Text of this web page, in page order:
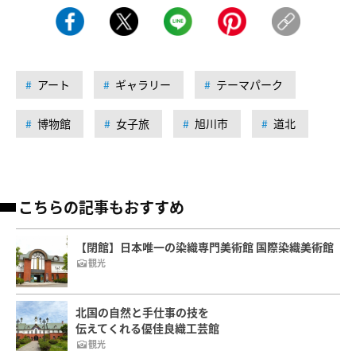
アート ギャラリー テーマパーク
博物館 女子旅 旭川市 道北
こちらの記事もおすすめ
【閉館】日本唯一の染織専門美術館 国際染織美術館
観光
北国の自然と手仕事の技を
伝えてくれる優佳良織工芸館
観光